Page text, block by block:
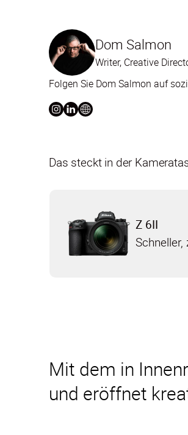
Mit dem in
und eröffnet
Dom Salmon
Writer, Creative
Folgen Sie Dom Salmon auf
Das steckt in der
Z 6II